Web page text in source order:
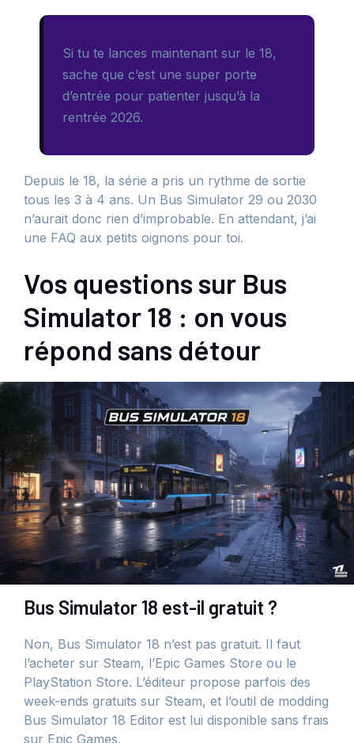
Si tu te lances maintenant sur le 18,
sache que c’est une super porte
d’entrée pour patienter jusqu’à la
rentrée 2026.
Depuis le 18, la série a pris un rythme de sortie
tous les 3 à 4 ans. Un Bus Simulator 29 ou 2030
n’aurait donc rien d’improbable. En attendant, j’ai
une FAQ aux petits oignons pour toi.
Vos questions sur Bus
Simulator 18 : on vous
répond sans détour
Bus Simulator 18 est-il gratuit ?
Non, Bus Simulator 18 n’est pas gratuit. Il faut
l’acheter sur Steam, l’Epic Games Store ou le
PlayStation Store. L’éditeur propose parfois des
week-ends gratuits sur Steam, et l’outil de modding
Bus Simulator 18 Editor est lui disponible sans frais
sur Epic Games.